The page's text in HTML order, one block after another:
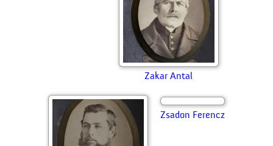
Ungvári Antal